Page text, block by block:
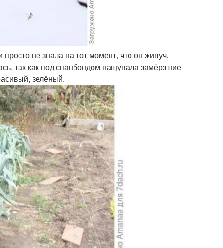
не знала на тот момент, что он живуч.
так как под спанбондом нащупала замёрзшие
зелёный.